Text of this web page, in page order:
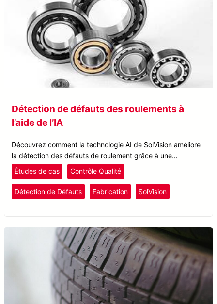
Détection de défauts des roulements à
l’aide de l’IA
Découvrez comment la technologie AI de SolVision améliore
la détection des défauts de roulement grâce à une
inspection précise des filetages, renforçant ainsi le contrôle
de la qualité et l’efficacité.
Études de cas Contrôle Qualité
Détection de Défauts Fabrication SolVision